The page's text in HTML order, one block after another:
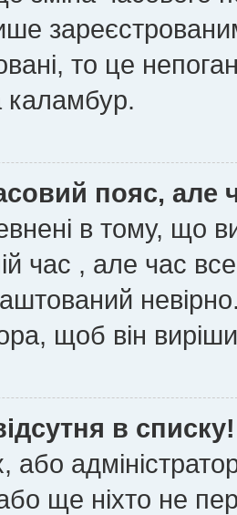
то це
каламбур.
пояс, але
в тому, що
час , але час
щоб він
в списку!
або
ще ніхто не